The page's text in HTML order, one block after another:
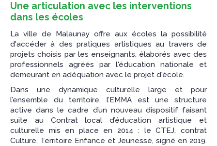
Une articulation avec les interventions
dans les écoles
La ville de Malaunay offre aux écoles la possibilité
d'accéder à des pratiques artistiques au travers de
projets choisis par les enseignants, élaborés avec des
professionnels agréés par l'éducation nationale et
demeurant en adéquation avec le projet d'école.
Dans une dynamique culturelle large et pour
l’ensemble du territoire, l’EMMA est une structure
active dans le cadre d’un nouveau dispositif faisant
suite au Contrat local d’éducation artistique et
culturelle mis en place en 2014 : le CTEJ, contrat
Culture, Territoire Enfance et Jeunesse, signé en 2019.